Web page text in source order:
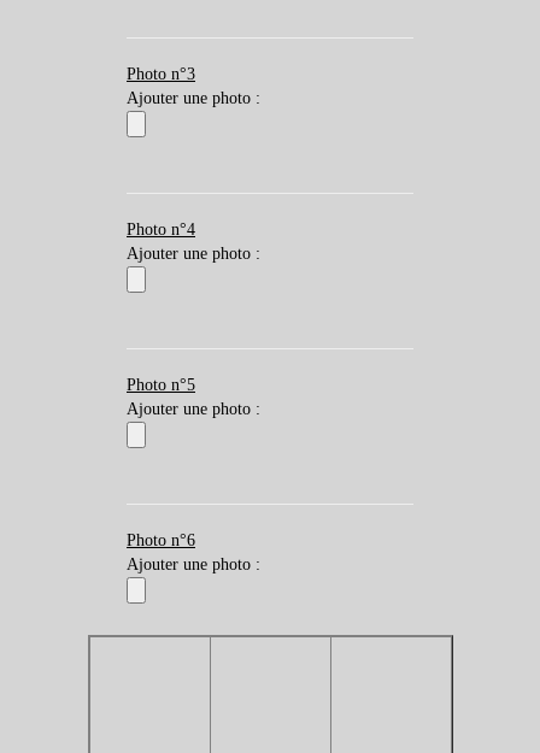
Photo n°3
Ajouter une photo :
Photo n°4
Ajouter une photo :
Photo n°5
Ajouter une photo :
Photo n°6
Ajouter une photo :